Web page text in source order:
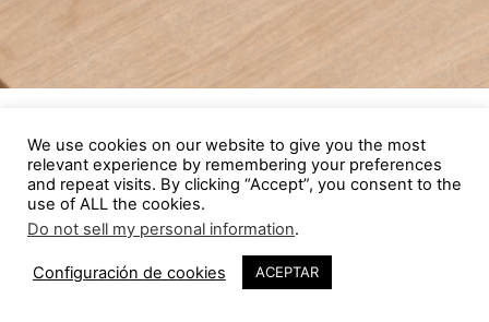
We use cookies on our website to give you the most
relevant experience by remembering your preferences
and repeat visits. By clicking “Accept”, you consent to the
use of ALL the cookies.
Do not sell my personal information.
Configuración de cookies ACEPTAR